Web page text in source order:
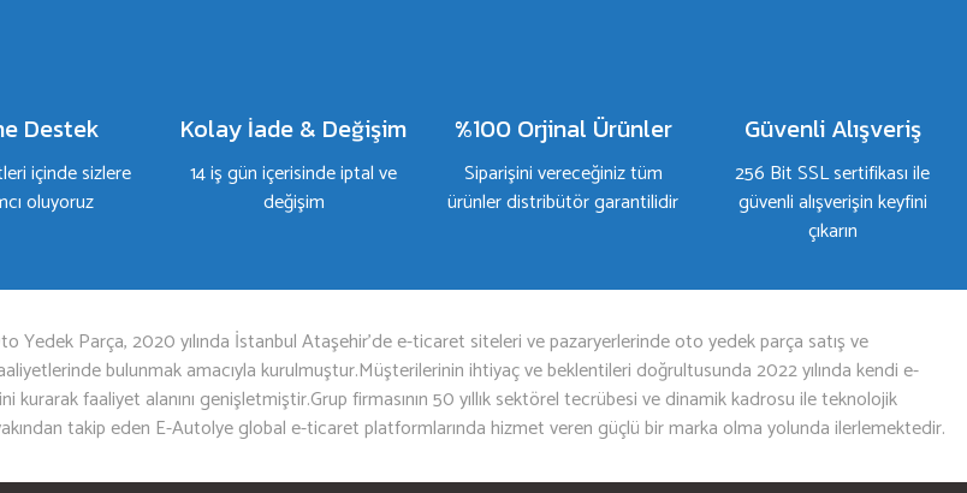
Destek
içinde sizlere
oluyoruz
Kolay İade & Değişim
14 iş gün içerisinde iptal ve
değişim
%100 Orjinal Ürünler
Siparişini vereceğiniz tüm
ürünler distribütör garantilidir
Güvenli Alışveriş
256 Bit SSL sertifikası ile
güvenli alışverişin keyfini
çıkarın
Yedek Parça, 2020 yılında İstanbul Ataşehir’de e-ticaret siteleri ve pazaryerlerinde oto yedek parça satış ve
bulunmak amacıyla kurulmuştur.Müşterilerinin ihtiyaç ve beklentileri doğrultusunda 2022 yılında kendi e-
kurarak faaliyet alanını genişletmiştir.Grup firmasının 50 yıllık sektörel tecrübesi ve dinamik kadrosu ile teknolojik
takip eden E-Autolye global e-ticaret platformlarında hizmet veren güçlü bir marka olma yolunda ilerlemektedir.